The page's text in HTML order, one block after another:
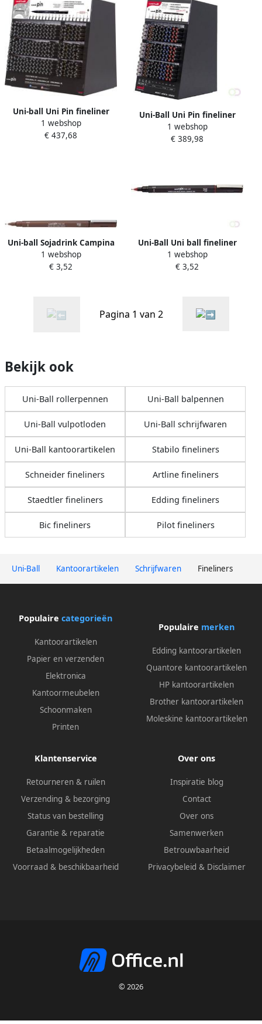
Uni-Ball Kantoorartikelen Schrijfwaren Fineliners
Uni-ball Uni Pin fineliner
display van 240 stuks zwart
1 webshop
€ 437,68
Uni-Ball Uni Pin fineliner
display met 132 stuks in
geassorteerde kleuren
1 webshop
€ 389,98
Uni-ball Sojadrink Campina
plantaardig pak 1 liter
1 webshop
€ 3,52
Uni-Ball Uni ball fineliner
Pin rood 0 5 mm
1 webshop
€ 3,52
Pagina 1 van 2
Bekijk ook
Uni-Ball rollerpennen Uni-Ball balpennen
Uni-Ball vulpotloden Uni-Ball schrijfwaren
Uni-Ball kantoorartikelen Stabilo fineliners
Schneider fineliners Artline fineliners
Staedtler fineliners Edding fineliners
Bic fineliners Pilot fineliners
Populaire categorieën
Kantoorartikelen
Papier en verzenden
Elektronica
Kantoormeubelen
Schoonmaken
Printen
Populaire merken
Edding kantoorartikelen
Quantore kantoorartikelen
HP kantoorartikelen
Brother kantoorartikelen
Moleskine kantoorartikelen
Klantenservice
Retourneren & ruilen
Verzending & bezorging
Status van bestelling
Garantie & reparatie
Betaalmogelijkheden
Voorraad & beschikbaarheid
Over ons
Inspiratie blog
Contact
Over ons
Samenwerken
Betrouwbaarheid
Privacybeleid & Disclaimer
© 2026